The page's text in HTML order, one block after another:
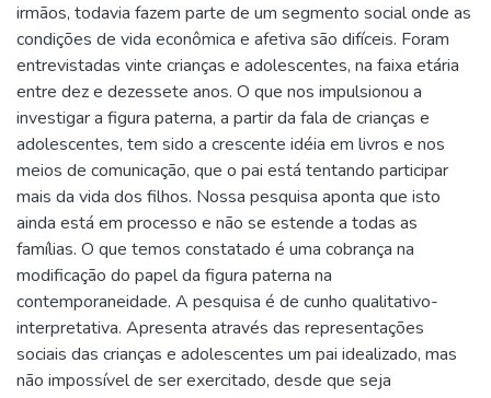
irmãos, todavia fazem parte de um segmento social onde as
condições de vida econômica e afetiva são difíceis. Foram
entrevistadas vinte crianças e adolescentes, na faixa etária
entre dez e dezessete anos. O que nos impulsionou a
investigar a figura paterna, a partir da fala de crianças e
adolescentes, tem sido a crescente idéia em livros e nos
meios de comunicação, que o pai está tentando participar
mais da vida dos filhos. Nossa pesquisa aponta que isto
ainda está em processo e não se estende a todas as
famílias. O que temos constatado é uma cobrança na
modificação do papel da figura paterna na
contemporaneidade. A pesquisa é de cunho qualitativo-
interpretativa. Apresenta através das representações
sociais das crianças e adolescentes um pai idealizado, mas
não impossível de ser exercitado, desde que seja